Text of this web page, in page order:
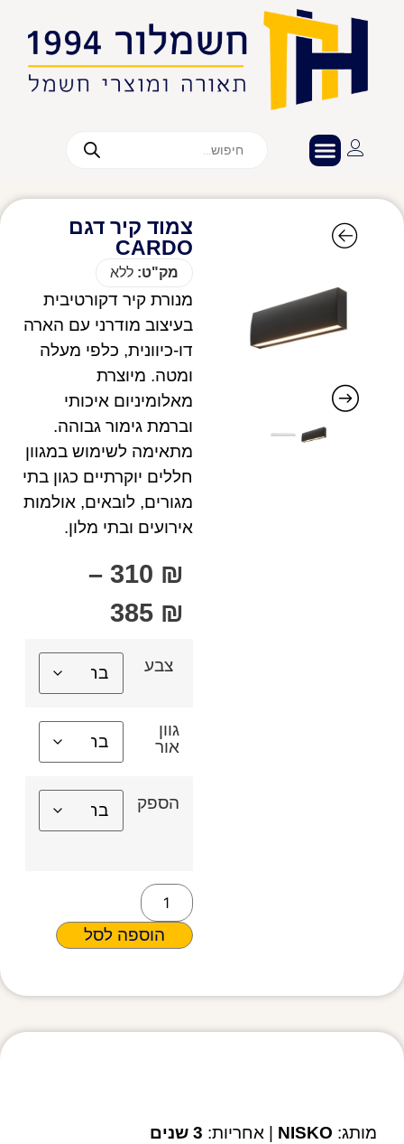
צמוד קיר דגם
CARDO
מק"ט: ללא
מנורת קיר דקורטיבית
בעיצוב מודרני עם הארה
דו-כיוונית, כלפי מעלה
ומטה. מיוצרת
מאלומיניום איכותי
וברמת גימור גבוהה.
מתאימה לשימוש במגוון
חללים יוקרתיים כגון בתי
מגורים, לובאים, אולמות
אירועים ובתי מלון.
310 ₪
–
385 ₪
צבע
גוון
אור
הספק
הוספה לסל
מותג: NISKO | אחריות: 3 שנים